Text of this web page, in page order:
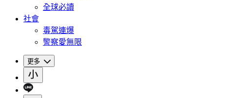
全球必讀
社會
毒駕連爆
警察愛無限
更多